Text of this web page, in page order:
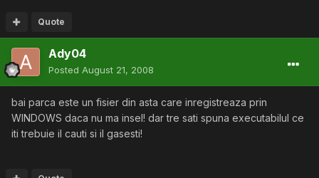
Quote
Ady04
Posted August 21, 2008
bai parca este un fisier din asta care inregistreaza prin
WINDOWS daca nu ma insel! dar tre sati spuna executabilul ce
iti trebuie il cauti si il gasesti!